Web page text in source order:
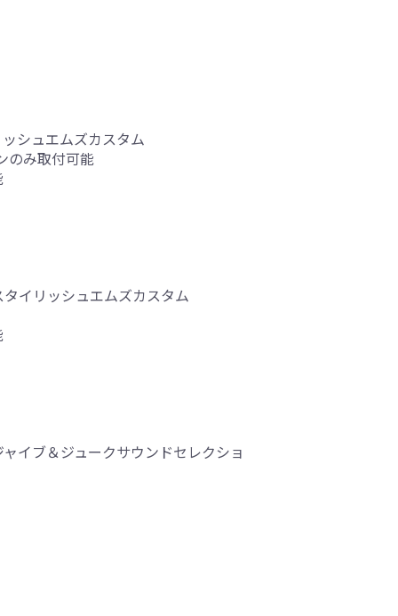
シュエムズカスタム
のみ取付可能
イリッシュエムズカスタム
イブ＆ジュークサウンドセレクショ